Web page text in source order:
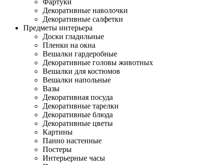
Фартуки
Декоративные наволочки
Декоративные салфетки
Предметы интерьера
Доски гладильные
Пленки на окна
Вешалки гардеробные
Декоративные головы животных
Вешалки для костюмов
Вешалки напольные
Вазы
Декоративная посуда
Декоративные тарелки
Декоративные блюда
Декоративные цветы
Картины
Панно настенные
Постеры
Интерьерные часы